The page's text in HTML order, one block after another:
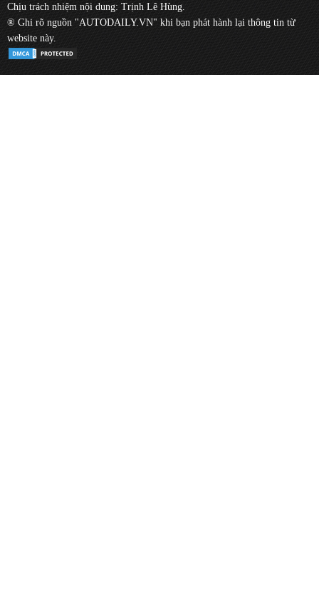
Chịu trách nhiệm nội dung: Trịnh Lê Hùng.
® Ghi rõ nguồn "AUTODAILY.VN" khi bạn phát hành lại thông tin từ
website này.